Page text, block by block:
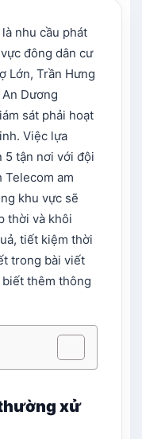
là nhu cầu phát
đông dân cư
Lớn, Trần Hưng
Dương
sát phải hoạt
Việc lựa
5 tận nơi với đội
Telecom am
khu vực sẽ
thời và khôi
tiết kiệm thời
trong bài viết
thêm thông
xử